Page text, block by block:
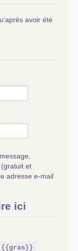
avoir été
(gratuit et
adresse e-mail
ici
{{gras}}